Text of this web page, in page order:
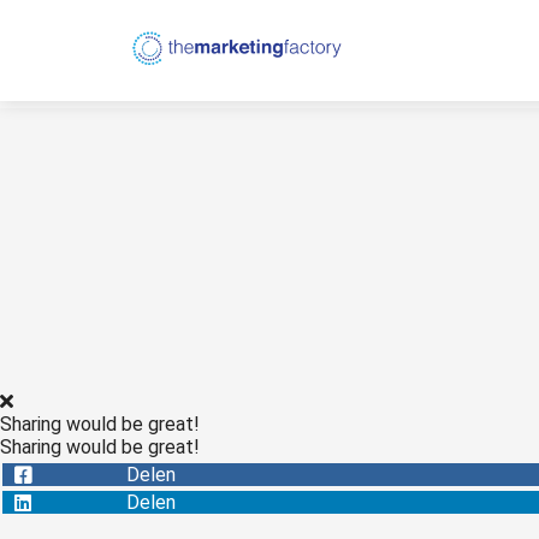
Sharing would be great!
Sharing would be great!
Delen
Delen